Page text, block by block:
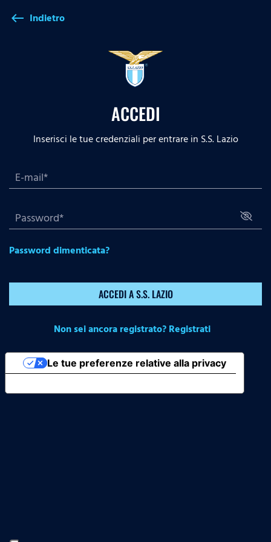
west Indietro
ACCEDI
Inserisci le tue credenziali per entrare in S.S. Lazio
Password dimenticata?
ACCEDI A S.S. LAZIO
Non sei ancora registrato? Registrati
Le tue preferenze relative alla privacy